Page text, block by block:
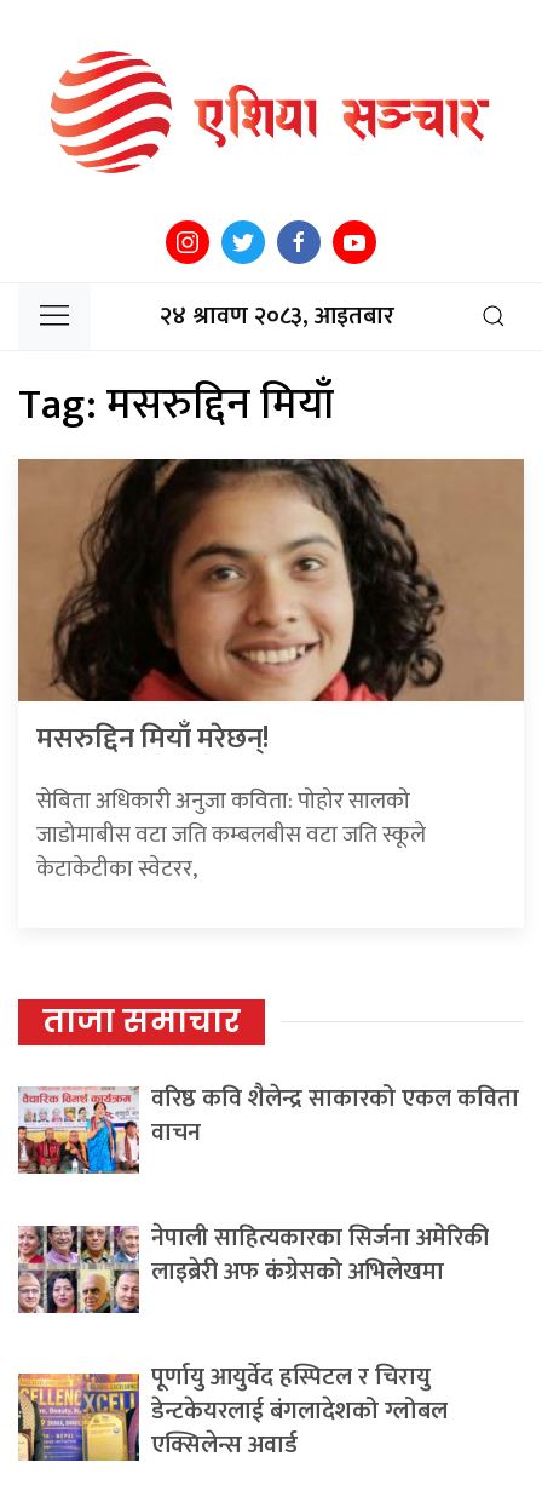
२४ श्रावण २०८३, आइतबार
Tag:मसरुद्दिन मियाँ
मसरुद्दिन मियाँ मरेछन्!
सेबिता अधिकारी अनुजा कविता: पोहोर सालको
जाडोमाबीस वटा जति कम्बलबीस वटा जति स्कूले
केटाकेटीका स्वेटरर,
ताजा समाचार
वरिष्ठ कवि शैलेन्द्र साकारको एकल कविता
वाचन
नेपाली साहित्यकारका सिर्जना अमेरिकी
लाइब्रेरी अफ कंग्रेसको अभिलेखमा
पूर्णायु आयुर्वेद हस्पिटल र चिरायु
डेन्टकेयरलाई बंगलादेशको ग्लोबल
एक्सिलेन्स अवार्ड